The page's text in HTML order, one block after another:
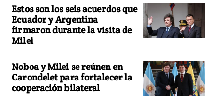
Estos son los seis acuerdos que
Ecuador y Argentina
firmaron durante la visita de
Milei
Noboa y Milei se reúnen en
Carondelet para fortalecer la
cooperación bilateral